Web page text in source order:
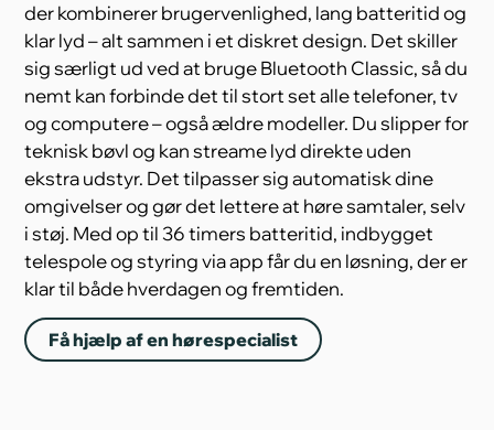
der kombinerer brugervenlighed, lang batteritid og
klar lyd – alt sammen i et diskret design. Det skiller
sig særligt ud ved at bruge Bluetooth Classic, så du
nemt kan forbinde det til stort set alle telefoner, tv
og computere – også ældre modeller. Du slipper for
teknisk bøvl og kan streame lyd direkte uden
ekstra udstyr. Det tilpasser sig automatisk dine
omgivelser og gør det lettere at høre samtaler, selv
i støj. Med op til 36 timers batteritid, indbygget
telespole og styring via app får du en løsning, der er
klar til både hverdagen og fremtiden.
Få hjælp af en hørespecialist